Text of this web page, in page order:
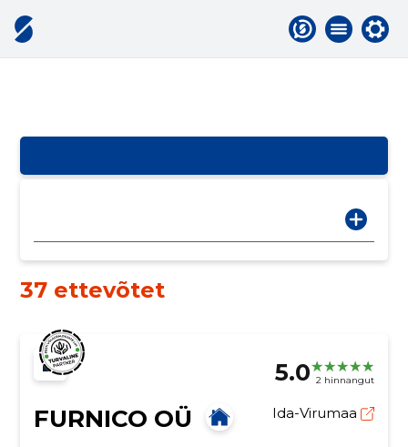
37 ettevõtet
5.0 2 hinnangut
FURNICO OÜ Ida-Virumaa